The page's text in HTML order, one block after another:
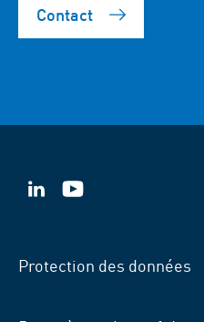
Contact
VSB
VSB
Protection des données